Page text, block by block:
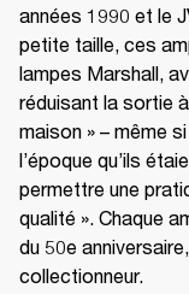
années 1990 et le
petite taille, ces
lampes Marshall,
réduisant la sortie
maison » – même
l’époque qu’ils
permettre une
qualité ». Chaque
du 50e
collectionneur.